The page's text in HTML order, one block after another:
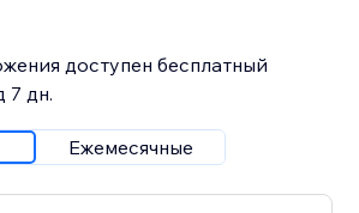
доступен бесплатный
7 дн.
Ежемесячные